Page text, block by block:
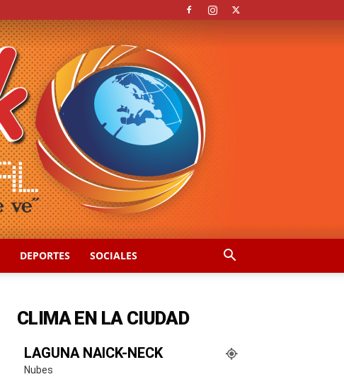
DEPORTES SOCIALES
CLIMA EN LA CIUDAD
LAGUNA NAICK-NECK
Nubes